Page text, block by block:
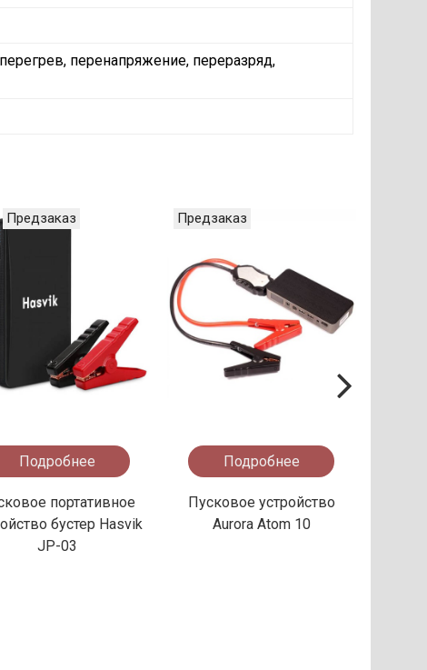
перенапряжение, переразряд,
Предзаказ
Подробнее
портативное
бустер Hasvik
JP-03
Предзаказ
Подробнее
Пусковое устройство
Aurora Atom 10